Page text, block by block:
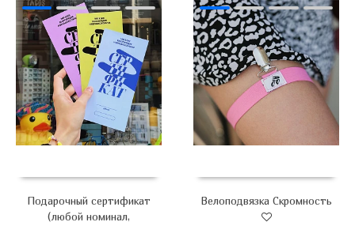
Подарочный сертификат
(любой номинал,
Велоподвязка Скромность